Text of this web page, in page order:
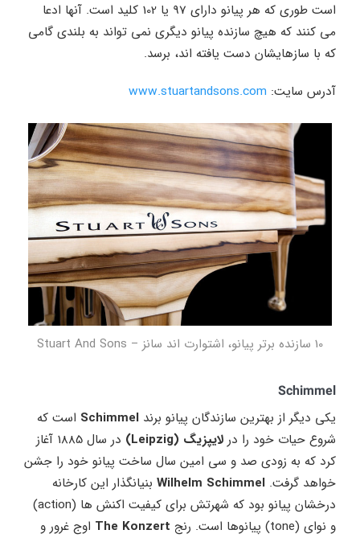
است طوری که هر پیانو دارای 97 یا 102 کلید است. آنها ادعا
می کنند که هیچ سازنده پیانو دیگری نمی تواند به بلندی گامی
که با سازهایشان دست یافته اند، برسد.
آدرس سایت: www.stuartandsons.com
10 سازنده برتر پیانو، اشتوارت اند سانز – Stuart And Sons
Schimmel
یکی دیگر از بهترین سازندگان پیانو برند Schimmel است که
شروع حیات خود را در لایپزیگ (Leipzig)
در سال 1885 آغاز
کرد که به زودی صد و سی امین سال ساخت پیانو خود را جشن
خواهد گرفت. Wilhelm Schimmelبنیانگذار این کارخانه
درخشان پیانو بود که شهرتش برای کیفیت اکنش ها (action)
و نوای (tone) پیانوها است. رنج
The Konzert اوج غرور و